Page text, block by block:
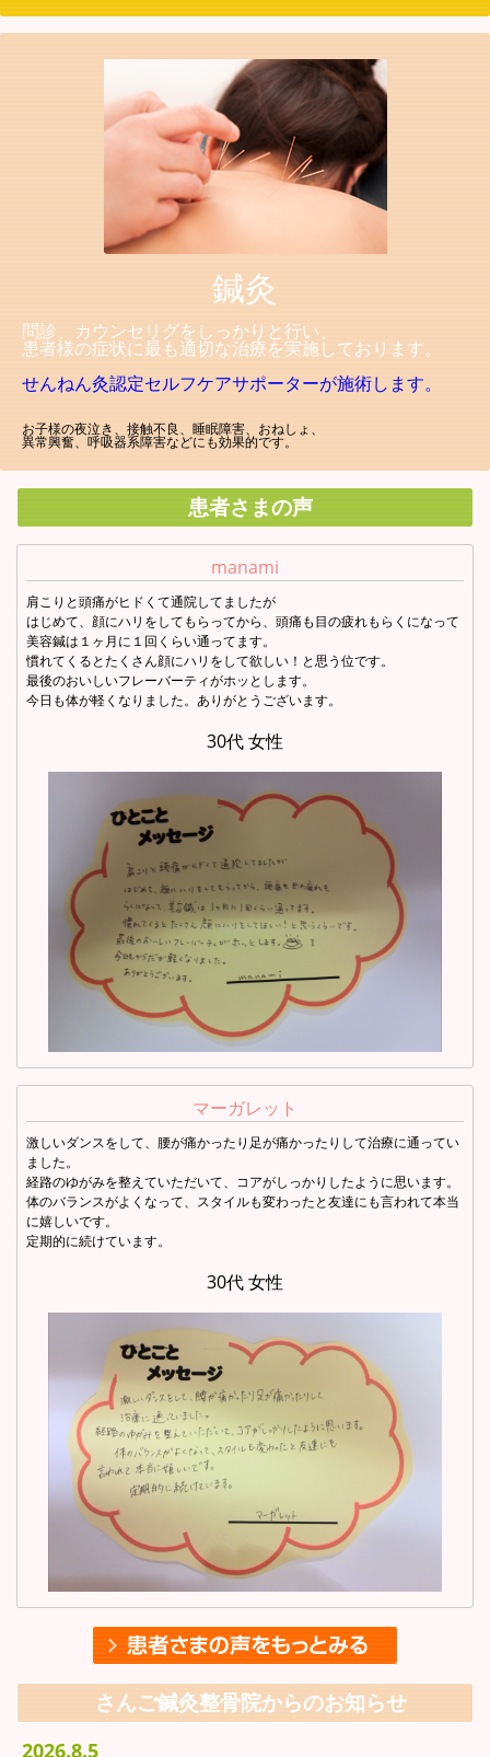
鍼灸
問診、カウンセリグをしっかりと行い、
患者様の症状に最も適切な治療を実施しております。
せんねん灸認定セルフケアサポーターが施術します。
お子様の夜泣き、接触不良、睡眠障害、おねしょ、
異常興奮、呼吸器系障害などにも効果的です。
患者さまの声
manami
肩こりと頭痛がヒドくて通院してましたが
はじめて、顔にハリをしてもらってから、頭痛も目の疲れもらくになって
美容鍼は１ヶ月に１回くらい通ってます。
慣れてくるとたくさん顔にハリをして欲しい！と思う位です。
最後のおいしいフレーバーティがホッとします。
今日も体が軽くなりました。ありがとうございます。
30代 女性
マーガレット
激しいダンスをして、腰が痛かったり足が痛かったりして治療に通ってい
ました。
経路のゆがみを整えていただいて、コアがしっかりしたように思います。
体のバランスがよくなって、スタイルも変わったと友達にも言われて本当
に嬉しいです。
定期的に続けています。
30代 女性
さんご鍼灸整骨院からのお知らせ
2026.8.5